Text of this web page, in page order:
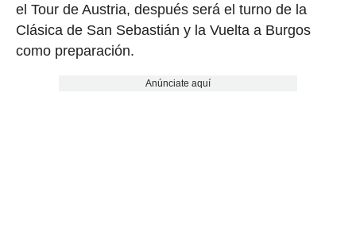
el Tour de Austria, después será el turno de la
Clásica de San Sebastián y la Vuelta a Burgos
como preparación.
Anúnciate aquí